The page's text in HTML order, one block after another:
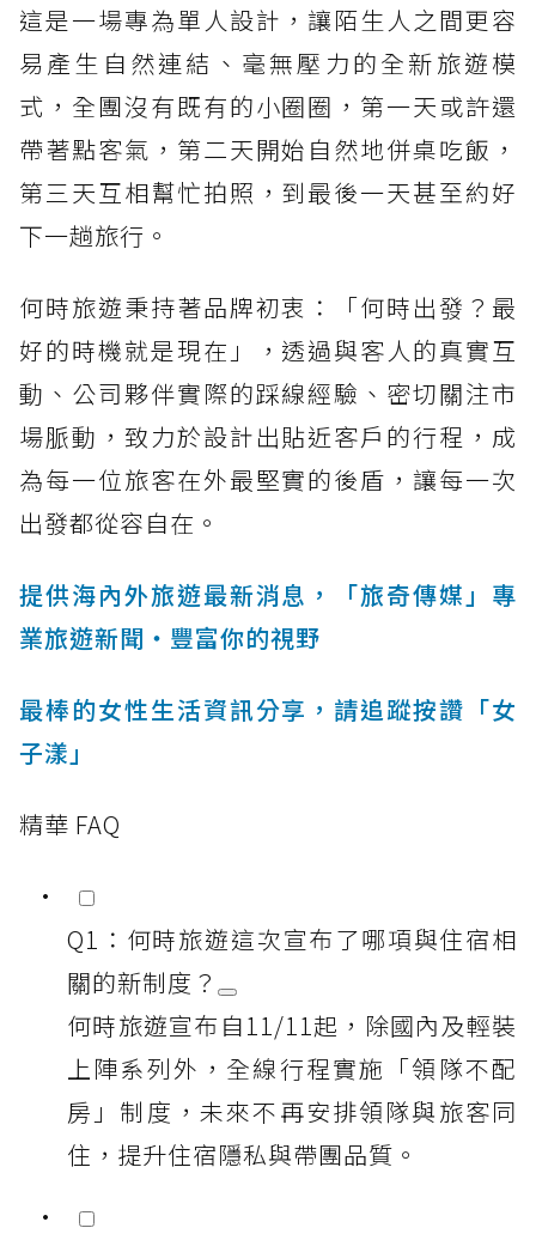
這是一場專為單人設計，讓陌生人之間更容
易產生自然連結、毫無壓力的全新旅遊模
式，全團沒有既有的小圈圈，第一天或許還
帶著點客氣，第二天開始自然地併桌吃飯，
第三天互相幫忙拍照，到最後一天甚至約好
下一趟旅行。
何時旅遊秉持著品牌初衷：「何時出發？最
好的時機就是現在」，透過與客人的真實互
動、公司夥伴實際的踩線經驗、密切關注市
場脈動，致力於設計出貼近客戶的行程，成
為每一位旅客在外最堅實的後盾，讓每一次
出發都從容自在。
提供海內外旅遊最新消息，「旅奇傳媒」專
業旅遊新聞‧豐富你的視野
最棒的女性生活資訊分享，請追蹤按讚「女
子漾」
精華 FAQ
Q1：何時旅遊這次宣布了哪項與住宿相
關的新制度？
何時旅遊宣布自11/11起，除國內及輕裝
上陣系列外，全線行程實施「領隊不配
房」制度，未來不再安排領隊與旅客同
住，提升住宿隱私與帶團品質。